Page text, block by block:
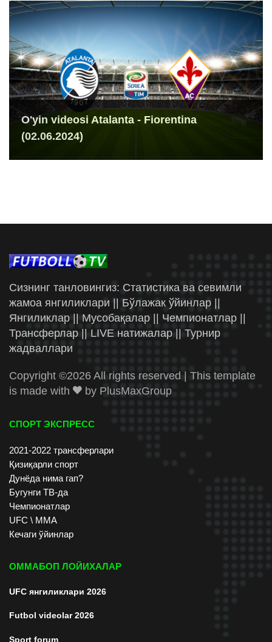
O'yin videosi Atalanta - Fiorentina
(02.06.2024)
Сизнинг танловингиз: Статистика ва севимли
жамоа янгиликлари || Бўлажак ўйинлар ||
Янгиликлар || Мусобақалар || Чемпионатлар ||
Трансферлар || LIVE натижалар || Турнир
жадваллари
Copyright ©2026 All rights reserved | This template
is made with
by PlusMaxGroup
СПОРТ ЭКСПРЕСС
2021-2022 трансферлари
Қизиқарли спорт
Дунёда нима гап?
Бугунги ТВ-да
Чемпионатлар
UFC \ ММА
Кечаги ўйинлар
ОММАБОП ЛОЙИХАЛАР
UFC янгиликлари 2026
Futbol videolar 2026
Sport forum